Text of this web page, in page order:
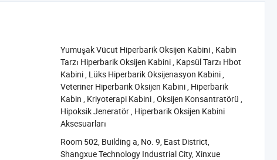
‪Yumuşak Vücut Hiperbarik Oksijen Kabini‬, ‪Kabin
Tarzı Hiperbarik Oksijen Kabini‬, ‪Kapsül Tarzı Hbot
Kabini‬, ‪Lüks Hiperbarik Oksijenasyon Kabini‬,
‪Veteriner Hiperbarik Oksijen Kabini‬, ‪Hiperbarik
Kabin‬ , ‪Kriyoterapi Kabini‬,‪Oksijen Konsantratörü‬ ,
‪Hipoksik Jeneratör‬, ‪Hiperbarik Oksijen Kabini
Aksesuarları‬
Room 502, Building a, No. 9, East District,
Shangxue Technology Industrial City, Xinxue